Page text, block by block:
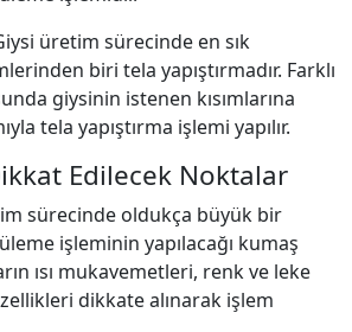
üretim sürecinde en sık
biri tela yapıştırmadır. Farklı
giysinin istenen kısımlarına
tela yapıştırma işlemi yapılır.
Edilecek Noktalar
sürecinde oldukça büyük bir
işleminin yapılacağı kumaş
ısı mukavemetleri, renk ve leke
dikkate alınarak işlem